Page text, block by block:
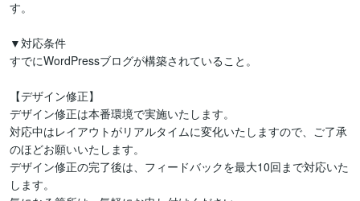
す。
▼対応条件
すでにWordPressブログが構築されていること。
【デザイン修正】
デザイン修正は本番環境で実施いたします。
対応中はレイアウトがリアルタイムに変化いたしますので、ご了承
のほどお願いいたします。
デザイン修正の完了後は、フィードバックを最大10回まで対応いた
します。